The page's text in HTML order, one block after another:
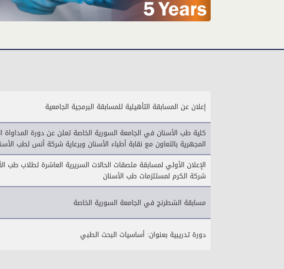
إعلان عن المسابقة التأهيلية للمسابقة البرمجية الجامعية
كلية طب الأسنان في الجامعة السورية الخاصة تعلن عن دورة المداواة
المجهرية بالتعاون مع نقابة أطباء الأسنان وبرعاية شركة أنس لطب
الإعلان الأولي لمسابقة ملصقات الحالات السريرية العاشرة لطلاب طب
شركة الكرم لمستلزمات طب الأسنان
مسابقة الشطرنج في الجامعة السورية الخاصة
دورة تدريبية بعنوان: أساسيات البحث الطبي